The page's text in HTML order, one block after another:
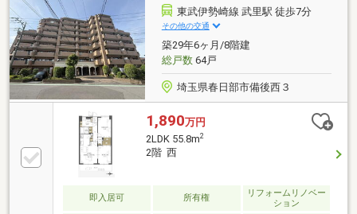
東武伊勢崎線 武里駅 徒歩7分
その他の交通
築29年6ヶ月/8階建
総戸数64戸
埼玉県春日部市備後西３
1,890万円
2LDK 55.8m2
2階 西
即入居可 所有権
リフォームリノベー
ション